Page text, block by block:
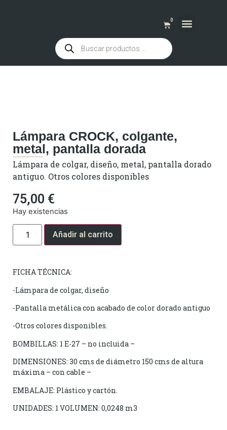
0
Lámpara CROCK, colgante,
metal, pantalla dorada
Lámpara de colgar, diseño, metal, pantalla dorado
antiguo. Otros colores disponibles
75,00 €
Hay existencias
Añadir al carrito
FICHA TÉCNICA:
-Lámpara de colgar, diseño
-Pantalla metálica con acabado de color dorado antiguo
-Otros colores disponibles.
BOMBILLAS: 1 E-27 – no incluida –
DIMENSIONES: 30 cms de diámetro 150 cms de altura
máxima – con cable –
EMBALAJE: Plástico y cartón.
UNIDADES: 1 VOLUMEN: 0,0248 m3